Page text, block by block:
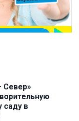
Север»
саду в